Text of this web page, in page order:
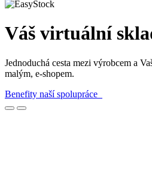
Váš virtuální
Jednoduchá cesta mezi výrobcem a
malým, e-shopem.
Benefity naší spolupráce